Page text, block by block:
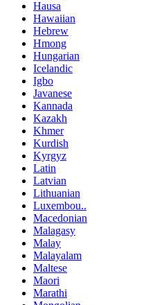
Hausa
Hawaiian
Hebrew
Hmong
Hungarian
Icelandic
Igbo
Javanese
Kannada
Kazakh
Khmer
Kurdish
Kyrgyz
Latin
Latvian
Lithuanian
Luxembou..
Macedonian
Malagasy
Malay
Malayalam
Maltese
Maori
Marathi